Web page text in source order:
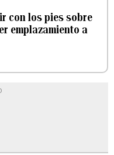
con los pies sobre
emplazamiento a